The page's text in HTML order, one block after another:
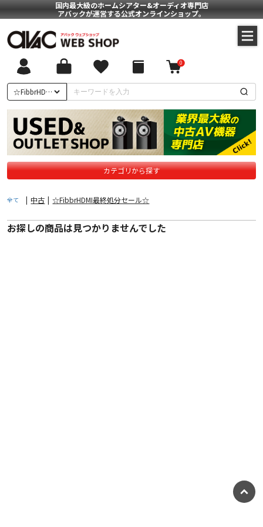
国内最大級のホームシアター&オーディオ専門店
アバックが運営する公式オンラインショップ。
☆FibbrHDMI最終処分セール☆
0
カテゴリから探す
全て | 中古 | ☆FibbrHDMI最終処分セール☆
お探しの商品は見つかりませんでした
いて
基づく表記
リシー